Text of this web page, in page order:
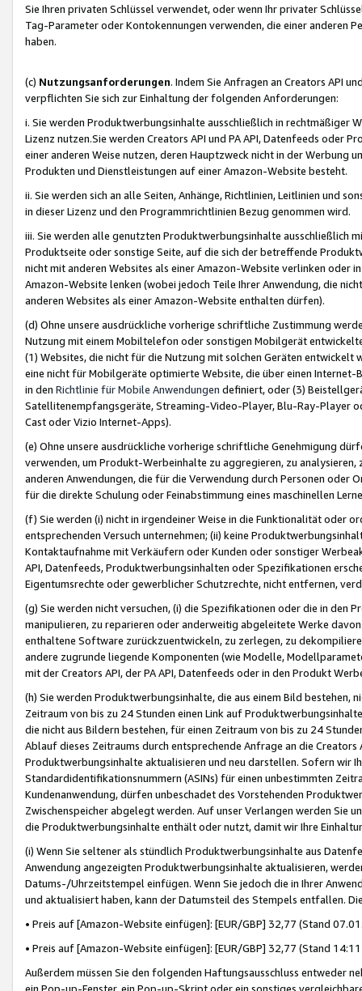
Sie Ihren privaten Schlüssel verwendet, oder wenn Ihr privater
Tag-Parameter oder Kontokennungen verwenden, die einer anderen
haben.
(c) Nutzungsanforderungen. Indem Sie Anfragen an Creators API
verpflichten Sie sich zur Einhaltung der folgenden Anforderungen:
i. Sie werden Produktwerbungsinhalte ausschließlich in rechtmäßiger
Lizenz nutzen.Sie werden Creators API und PA API, Datenfeeds oder
einer anderen Weise nutzen, deren Hauptzweck nicht in der Werbung
Produkten und Dienstleistungen auf einer Amazon-Website besteht.
ii. Sie werden sich an alle Seiten, Anhänge, Richtlinien, Leitlinien und
in dieser Lizenz und den Programmrichtlinien Bezug genommen wird.
iii. Sie werden alle genutzten Produktwerbungsinhalte ausschließlich
Produktseite oder sonstige Seite, auf die sich der betreffende
nicht mit anderen Websites als einer Amazon-Website verlinken oder
Amazon-Website lenken (wobei jedoch Teile Ihrer Anwendung, die
anderen Websites als einer Amazon-Website enthalten dürfen).
(d) Ohne unsere ausdrückliche vorherige schriftliche Zustimmung
Nutzung mit einem Mobiltelefon oder sonstigen Mobilgerät
(1) Websites, die nicht für die Nutzung mit solchen Geräten
eine nicht für Mobilgeräte optimierte Website, die über einen
in den Richtlinie für Mobile Anwendungen definiert, oder (3)
Satellitenempfangsgeräte, Streaming-Video-Player, Blu-Ray-Player
Cast oder Vizio Internet-Apps).
(e) Ohne unsere ausdrückliche vorherige schriftliche Genehmigung
verwenden, um Produkt-Werbeinhalte zu aggregieren, zu
anderen Anwendungen, die für die Verwendung durch Personen
für die direkte Schulung oder Feinabstimmung eines maschinellen
(f) Sie werden (i) nicht in irgendeiner Weise in die Funktionalität oder
entsprechenden Versuch unternehmen; (ii) keine
Kontaktaufnahme mit Verkäufern oder Kunden oder sonstiger
API, Datenfeeds, Produktwerbungsinhalten oder Spezifikationen
Eigentumsrechte oder gewerblicher Schutzrechte, nicht entfernen,
(g) Sie werden nicht versuchen, (i) die Spezifikationen oder die in
manipulieren, zu reparieren oder anderweitig abgeleitete Werke
enthaltene Software zurückzuentwickeln, zu zerlegen, zu
andere zugrunde liegende Komponenten (wie Modelle,
mit der Creators API, der PA API, Datenfeeds oder in den Produkt
(h) Sie werden Produktwerbungsinhalte, die aus einem Bild bestehen,
Zeitraum von bis zu 24 Stunden einen Link auf
die nicht aus Bildern bestehen, für einen Zeitraum von bis zu 24
Ablauf dieses Zeitraums durch entsprechende Anfrage an die
Produktwerbungsinhalte aktualisieren und neu darstellen. Sofern wir
Standardidentifikationsnummern (ASINs) für einen unbestimmten
Kundenanwendung, dürfen unbeschadet des Vorstehenden
Zwischenspeicher abgelegt werden. Auf unser Verlangen werden Sie
die Produktwerbungsinhalte enthält oder nutzt, damit wir Ihre
(i) Wenn Sie seltener als stündlich Produktwerbungsinhalte aus
Anwendung angezeigten Produktwerbungsinhalte aktualisieren,
Datums-/Uhrzeitstempel einfügen. Wenn Sie jedoch die in Ihrer
und aktualisiert haben, kann der Datumsteil des Stempels entfallen.
• Preis auf [Amazon-Website einfügen]: [EUR/GBP] 32,77 (Stand
• Preis auf [Amazon-Website einfügen]: [EUR/GBP] 32,77 (Stand
Außerdem müssen Sie den folgenden Haftungsausschluss entweder
ein Pop-up-Fenster, ein Pop-up-Skript oder ein sonstiges